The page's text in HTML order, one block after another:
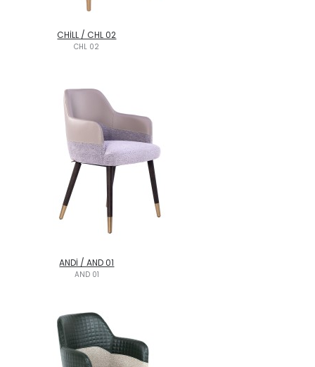
CHİLL / CHL 02
CHL 02
ANDİ / AND 01
AND 01